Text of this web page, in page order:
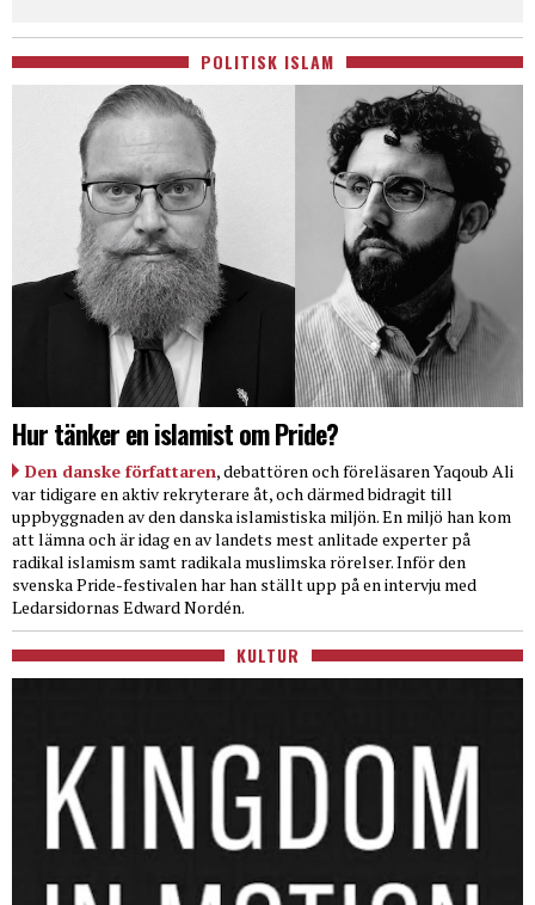
POLITISK ISLAM
Hur tänker en islamist om Pride?
Den danske författaren, debattören och föreläsaren Yaqoub Ali
var tidigare en aktiv rekryterare åt, och därmed bidragit till
uppbyggnaden av den danska islamistiska miljön. En miljö han kom
att lämna och är idag en av landets mest anlitade experter på
radikal islamism samt radikala muslimska rörelser. Inför den
svenska Pride-festivalen har han ställt upp på en intervju med
Ledarsidornas Edward Nordén.
KULTUR